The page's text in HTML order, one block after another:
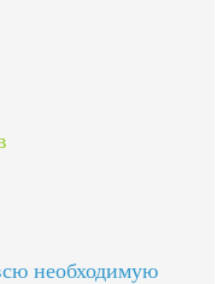
необходимую